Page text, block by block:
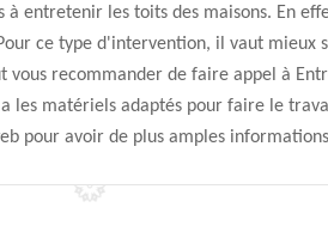
à entretenir les toits des maisons. En
ce type d'intervention, il vaut mieux
vous recommander de faire appel à
les matériels adaptés pour faire le
pour avoir de plus amples